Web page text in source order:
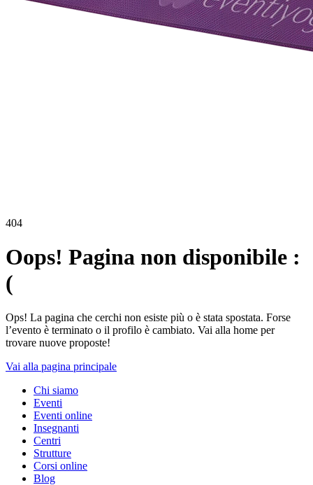
404
Oops! Pagina non disponibile :
(
Ops! La pagina che cerchi non esiste più o è stata spostata. Forse
l’evento è terminato o il profilo è cambiato. Vai alla home per
trovare nuove proposte!
Vai alla pagina principale
Chi siamo
Eventi
Eventi online
Insegnanti
Centri
Strutture
Corsi online
Blog